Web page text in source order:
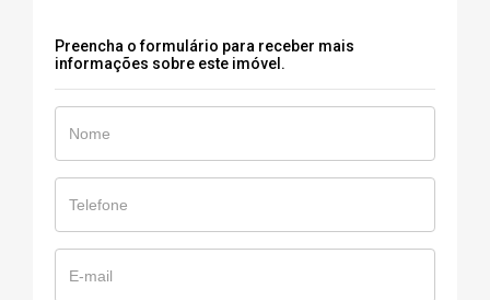
Preencha o formulário para receber mais
informações sobre este imóvel.